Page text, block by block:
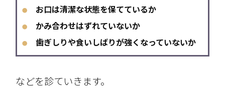
● お口は清潔な状態を保てているか
● かみ合わせはずれていないか
● 歯ぎしりや食いしばりが強くなっていないか
などを診ていきます。